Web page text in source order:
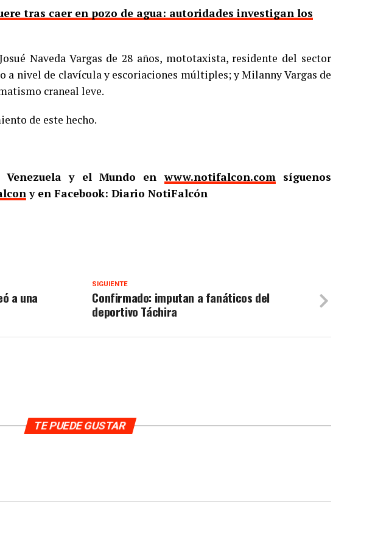
tras caer en pozo de agua: autoridades investigan los
Naveda Vargas de 28 años, mototaxista, residente del sector
a nivel de clavícula y escoriaciones múltiples; y Milanny Vargas de
craneal leve.
de este hecho.
Venezuela y el Mundo enwww.notifalcon.comsíguenos
y en Facebook: Diario NotiFalcón
SIGUIENTE
Confirmado: imputan a fanáticos del
deportivo Táchira
a una
TE PUEDE GUSTAR